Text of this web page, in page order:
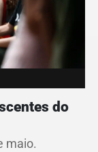
do
maio.